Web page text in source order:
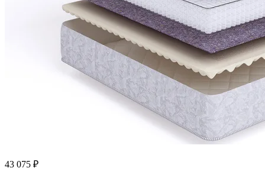
43 075 ₽